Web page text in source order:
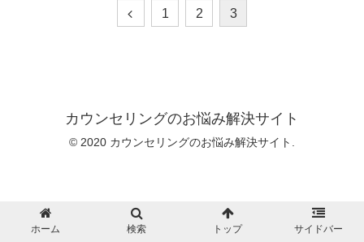
1 2 3
カウンセリングのお悩み解決サイト
© 2020 カウンセリングのお悩み解決サイト.
ホーム 検索 トップ サイドバー